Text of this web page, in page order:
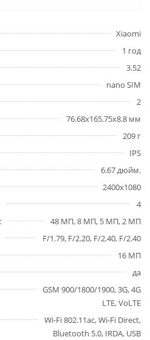
Xiaomi
1 год
3.52
nano SIM
2
76.68x165.75x8.8 мм
209 г
IPS
6.67 дюйм.
2400х1080
4
48 МП, 8 МП, 5 МП, 2 МП
F/1.79, F/2.20, F/2.40, F/2.40
16 МП
да
GSM 900/1800/1900, 3G, 4G
LTE, VoLTE
Wi-Fi 802.11ac, Wi-Fi Direct,
Bluetooth 5.0, IRDA, USB